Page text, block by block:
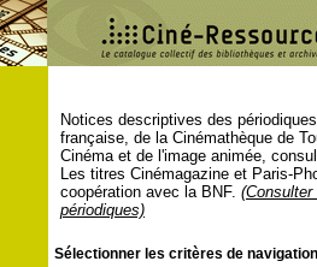
Notices descriptives des
française, de la Cinémathèque de
Cinéma et de l'image animée,
Les titres Cinémagazine et Paris-
coopération avec la BNF.
périodiques)
Sélectionner les critères de